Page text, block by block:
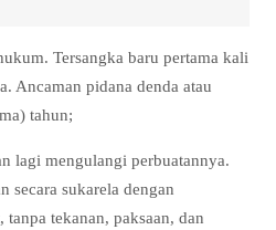
Tersangka baru pertama kali
Ancaman pidana denda atau
tahun;
lagi mengulangi perbuatannya.
secara sukarela dengan
tekanan, paksaan, dan